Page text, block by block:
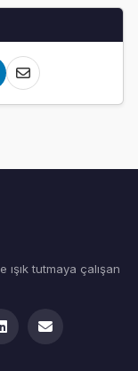
tutmaya çalışan